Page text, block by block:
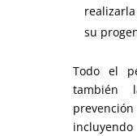
su
Todo el
también